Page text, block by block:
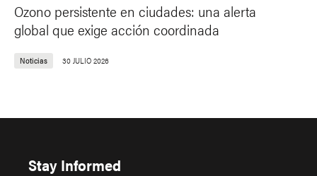
Ozono persistente en ciudades: una alerta
global que exige acción coordinada
Noticias 30 JULIO 2026
Stay Informed